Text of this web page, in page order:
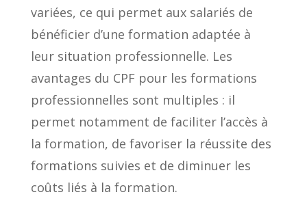
variées, ce qui permet aux salariés de
bénéficier d’une formation adaptée à
leur situation professionnelle. Les
avantages du CPF pour les formations
professionnelles sont multiples : il
permet notamment de faciliter l’accès à
la formation, de favoriser la réussite des
formations suivies et de diminuer les
coûts liés à la formation.